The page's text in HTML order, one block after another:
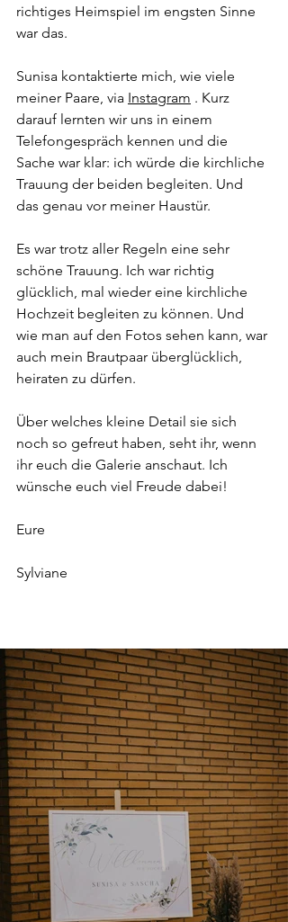
richtiges Heimspiel im engsten Sinne
war das.
Sunisa kontaktierte mich, wie viele
meiner Paare, via Instagram . Kurz
darauf lernten wir uns in einem
Telefongespräch kennen und die
Sache war klar: ich würde die kirchliche
Trauung der beiden begleiten. Und
das genau vor meiner Haustür.
Es war trotz aller Regeln eine sehr
schöne Trauung. Ich war richtig
glücklich, mal wieder eine kirchliche
Hochzeit begleiten zu können. Und
wie man auf den Fotos sehen kann, war
auch mein Brautpaar überglücklich,
heiraten zu dürfen.
Über welches kleine Detail sie sich
noch so gefreut haben, seht ihr, wenn
ihr euch die Galerie anschaut. Ich
wünsche euch viel Freude dabei!
Eure
Sylviane